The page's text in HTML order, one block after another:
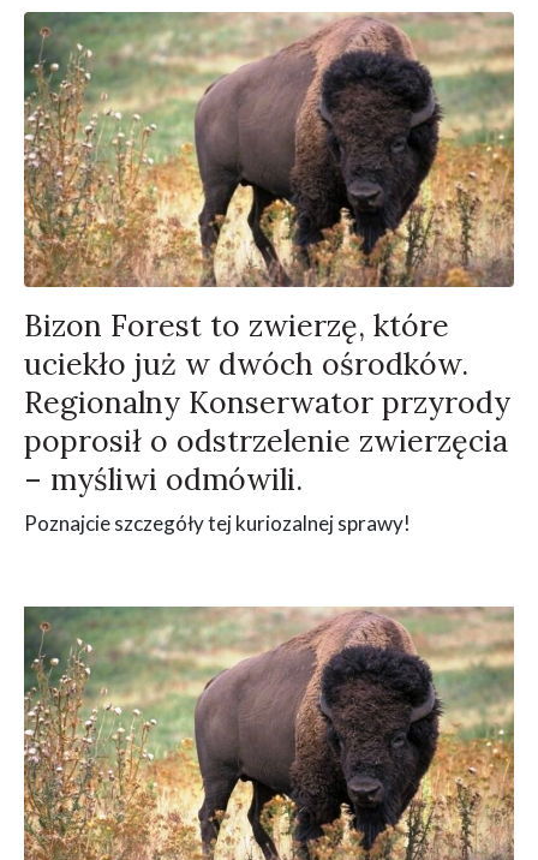
Bizon Forest to zwierzę, które
uciekło już w dwóch ośrodków.
Regionalny Konserwator przyrody
poprosił o odstrzelenie zwierzęcia
– myśliwi odmówili.
Poznajcie szczegóły tej kuriozalnej sprawy!